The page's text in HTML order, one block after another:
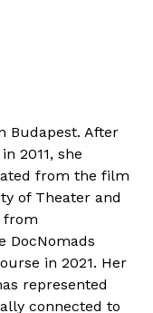
Budapest. After
2011, she
from the film
of Theater and
from
DocNomads
in 2021. Her
represented
connected to